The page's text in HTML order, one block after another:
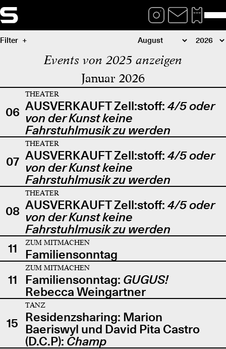
Filter
Events von 2025 anzeigen
Januar 2026
06
THEATER
AUSVERKAUFT Zell:stoff: 4/5 oder
von der Kunst keine
Fahrstuhlmusik zu werden
07
THEATER
AUSVERKAUFT Zell:stoff: 4/5 oder
von der Kunst keine
Fahrstuhlmusik zu werden
08
THEATER
AUSVERKAUFT Zell:stoff: 4/5 oder
von der Kunst keine
Fahrstuhlmusik zu werden
11
ZUM MITMACHEN
Familiensonntag
11
ZUM MITMACHEN
Familiensonntag: GUGUS!
Rebecca Weingartner
15
TANZ
Residenzsharing: Marion
Baeriswyl und David Pita Castro
(D.C.P): Champ